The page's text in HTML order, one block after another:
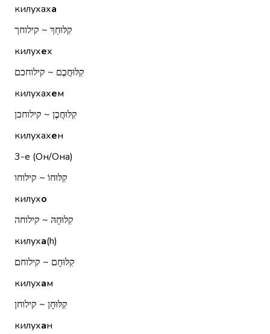
килухаха
קִלּוּחֵךְ ~ קילוחך
килухех
קִלּוּחֲכֶם ~ קילוחכם
килухахем
קִלּוּחֲכֶן ~ קילוחכן
килухахен
3-е (Он/Она)
קִלּוּחוֹ ~ קילוחו
килухо
קִלּוּחָהּ ~ קילוחה
килуха(h)
קִלּוּחָם ~ קילוחם
килухам
קִלּוּחָן ~ קילוחן
килухан